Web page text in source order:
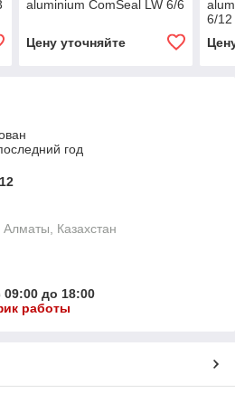
aluminium ComSeal LW 6/6
Цену уточняйте
6/12
год
Казахстан
09:00 до 18:00
работы